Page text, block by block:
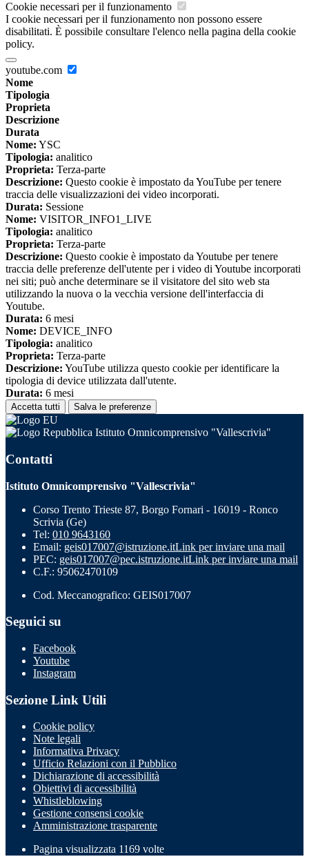
Cookie necessari per il funzionamento
I cookie necessari per il funzionamento non possono essere
disabilitati. È possibile consultare l'elenco nella pagina della cookie
policy.
youtube.com
Nome
Tipologia
Proprieta
Descrizione
Durata
Nome: YSC
Tipologia: analitico
Proprieta: Terza-parte
Descrizione: Questo cookie è impostato da YouTube per tenere
traccia delle visualizzazioni dei video incorporati.
Durata: Sessione
Nome: VISITOR_INFO1_LIVE
Tipologia: analitico
Proprieta: Terza-parte
Descrizione: Questo cookie è impostato da Youtube per tenere
traccia delle preferenze dell'utente per i video di Youtube incorporati
nei siti; può anche determinare se il visitatore del sito web sta
utilizzando la nuova o la vecchia versione dell'interfaccia di
Youtube.
Durata: 6 mesi
Nome: DEVICE_INFO
Tipologia: analitico
Proprieta: Terza-parte
Descrizione: YouTube utilizza questo cookie per identificare la
tipologia di device utilizzata dall'utente.
Durata: 6 mesi
Accetta tutti Salva le preferenze
Istituto Omnicomprensivo "Vallescrivia"
Contatti
Istituto Omnicomprensivo "Vallescrivia"
Corso Trento Trieste 87, Borgo Fornari - 16019 - Ronco
Scrivia (Ge)
Tel: 010 9643160
Email: geis017007@istruzione.itLink per inviare una mail
PEC: geis017007@pec.istruzione.itLink per inviare una mail
C.F.: 95062470109
Cod. Meccanografico: GEIS017007
Seguici su
Facebook
Youtube
Instagram
Sezione Link Utili
Cookie policy
Note legali
Informativa Privacy
Ufficio Relazioni con il Pubblico
Dichiarazione di accessibilità
Obiettivi di accessibilità
Whistleblowing
Gestione consensi cookie
Amministrazione trasparente
Pagina visualizzata 1169 volte